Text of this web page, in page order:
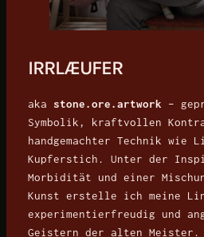
IRRLÆUFER
aka stone.ore.artwork –
Symbolik, kraftvollen
handgemachter Technik wie
Kupferstich. Unter der
Morbidität und einer
Kunst erstelle ich meine
experimentierfreudig und
Geistern der alten Meister.